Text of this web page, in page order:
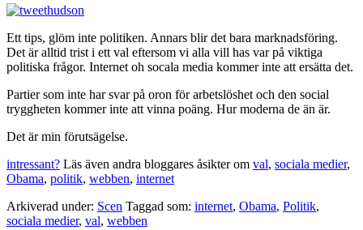
Ett tips, glöm inte politiken. Annars blir det bara marknadsföring.
Det är alltid trist i ett val eftersom vi alla vill has var på viktiga
politiska frågor. Internet oh socala media kommer inte att ersätta det.
Partier som inte har svar på oron för arbetslöshet och den social
tryggheten kommer inte att vinna poäng. Hur moderna de än är.
Det är min förutsägelse.
intressant? Läs även andra bloggares åsikter om val, sociala medier,
Obama, politik, webben, internet
Arkiverad under: Scen Taggad som: internet, Obama, Politik,
sociala medier, val, webben